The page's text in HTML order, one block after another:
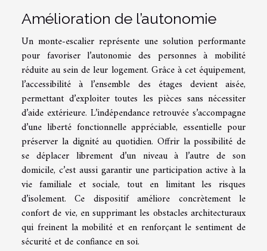
Amélioration de l’autonomie
Un monte-escalier représente une solution performante
pour favoriser l’autonomie des personnes à mobilité
réduite au sein de leur logement. Grâce à cet équipement,
l’accessibilité à l’ensemble des étages devient aisée,
permettant d’exploiter toutes les pièces sans nécessiter
d’aide extérieure. L’indépendance retrouvée s’accompagne
d’une liberté fonctionnelle appréciable, essentielle pour
préserver la dignité au quotidien. Offrir la possibilité de
se déplacer librement d’un niveau à l’autre de son
domicile, c’est aussi garantir une participation active à la
vie familiale et sociale, tout en limitant les risques
d’isolement. Ce dispositif améliore concrètement le
confort de vie, en supprimant les obstacles architecturaux
qui freinent la mobilité et en renforçant le sentiment de
sécurité et de confiance en soi.